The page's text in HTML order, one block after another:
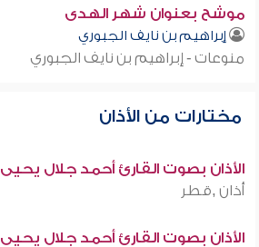
موشح بعنوان شهر الهدى
إبراهيم بن نايف الجبوري
منوعات - إبراهيم بن نايف الجبوري
مختارات من الأذان
الأذان بصوت القارئ أحمد جلال يحيى
أذان ,قطر
الأذان بصوت القارئ أحمد جلال يحيى